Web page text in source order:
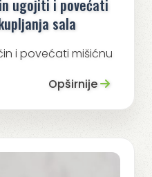
ugojiti i povećati
sala
i povećati mišićnu
Opširnije